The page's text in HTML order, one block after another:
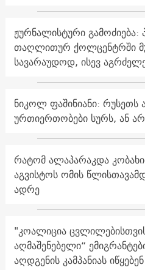
ჟურნალისტური
თაღლითურ ქოლცენტრში
სავარაუდოდ, ისევ
ნიკოლ ფაშინიანი: რუსეთს
ურთიერთობები სურს, ან
რატომ ალაპარაკდა
აგვისტოს ომის
ადრე
"კოალიცია
აღმაშენებელი“
აღდგენის კამპანიას იწყებენ